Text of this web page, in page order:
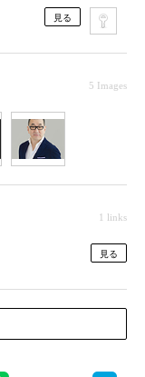
見る
5 Images
1 links
見る